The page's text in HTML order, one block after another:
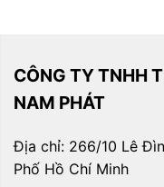
CÔNG TY TNHH
NAM PHÁT
Địa chỉ: 266/10 Lê
Phố Hồ Chí Minh